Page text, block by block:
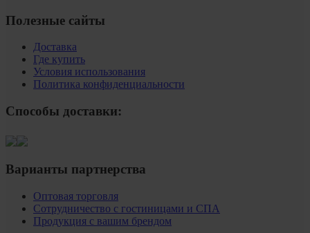
Полезные сайты
Доставка
Где купить
Условия использования
Политика конфиденциальности
Способы доставки:
Варианты партнерства
Оптовая торговля
Сотрудничество с гостиницами и СПА
Продукция с вашим брендом